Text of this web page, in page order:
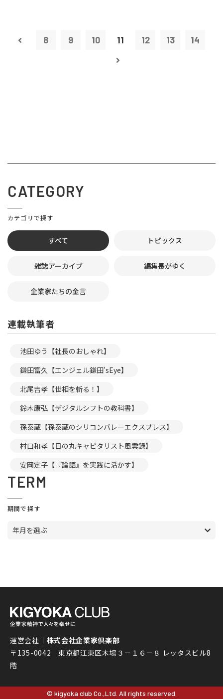
8 9 10 11 12 13 14
CATEGORY
カテゴリで探す
すべて トピックス
雑誌アーカイブ 編集長がゆく
企業家たちの金言
連載執筆者
池田ゆう【社長のおしゃれ】
鎌田富久【エンジェル鎌田’sEye】
北尾吉孝【世相を斬る！】
鈴木康弘【デジタルシフトの教科書】
孫泰蔵【孫泰蔵のシリコンバレーエクスプレス】
村口和孝【日の丸キャピタリスト風雲録】
安岡定子【『論語』を実践に活かす】
TERM
期間で探す
年月を選ぶ
運営会社｜ 株式会社企業家倶楽部
〒135-0042 東京都江東区木場３－１６－８ レッタスビル8
階
© kigyoka club Co.,Ltd. All rights reserved.